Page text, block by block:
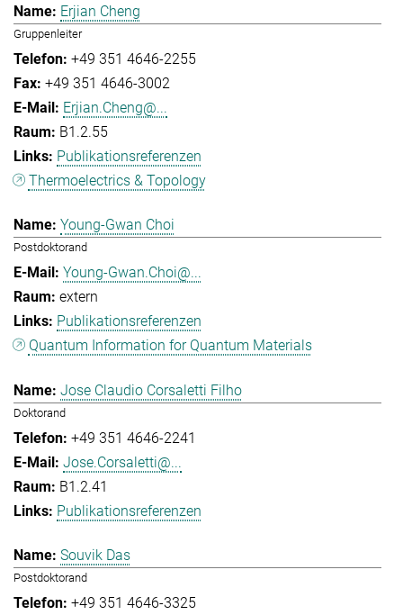
Erjian Cheng
Gruppenleiter
+49 351 4646-2255
+49 351 4646-3002
Erjian.Cheng@...
B1.2.55
Publikationsreferenzen
Thermoelectrics & Topology
Young-Gwan Choi
Postdoktorand
Young-Gwan.Choi@...
extern
Publikationsreferenzen
Quantum Information for Quantum Materials
Jose Claudio Corsaletti Filho
Doktorand
+49 351 4646-2241
Jose.Corsaletti@...
B1.2.41
Publikationsreferenzen
Souvik Das
Postdoktorand
+49 351 4646-3325